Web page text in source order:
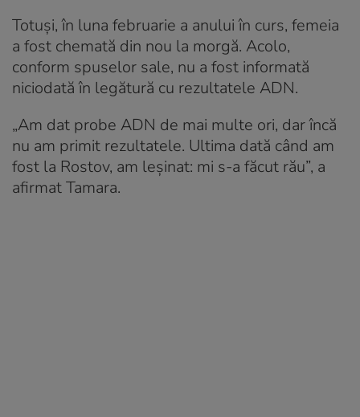
Totuși, în luna februarie a anului în curs, femeia
a fost chemată din nou la morgă. Acolo,
conform spuselor sale, nu a fost informată
niciodată în legătură cu rezultatele ADN.
„Am dat probe ADN de mai multe ori, dar încă
nu am primit rezultatele. Ultima dată când am
fost la Rostov, am leșinat: mi s-a făcut rău”, a
afirmat Tamara.